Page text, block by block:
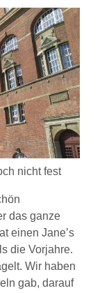
nicht fest
das ganze
einen Jane’s
die Vorjahre.
Wir haben
gab, darauf